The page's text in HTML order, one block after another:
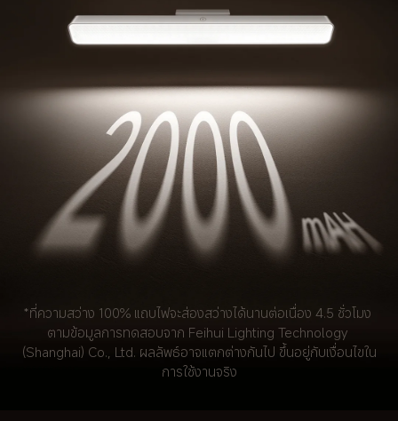
*ที่ความสว่าง 100% แถบไฟจะส่องสว่างได้นานต่อเนื่อง 4.5 ชั่วโมง
ตามข้อมูลการทดสอบจาก Feihui Lighting Technology
(Shanghai) Co., Ltd. ผลลัพธ์อาจแตกต่างกันไป ขึ้นอยู่กับเงื่อนไขใน
การใช้งานจริง